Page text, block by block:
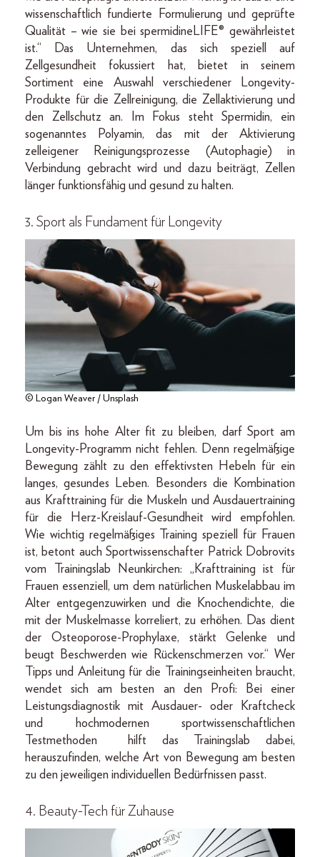
wissenschaftlich fundierte Formulierung und geprüfte
Qualität – wie sie bei spermidineLIFE® gewährleistet
ist.“ Das Unternehmen, das sich speziell auf
Zellgesundheit fokussiert hat, bietet in seinem
Sortiment eine Auswahl verschiedener Longevity-
Produkte für die Zellreinigung, die Zellaktivierung und
den Zellschutz an. Im Fokus steht Spermidin, ein
sogenanntes Polyamin, das mit der Aktivierung
zelleigener Reinigungsprozesse (Autophagie) in
Verbindung gebracht wird und dazu beiträgt, Zellen
länger funktionsfähig und gesund zu halten.
3. Sport als Fundament für Longevity
© Logan Weaver / Unsplash
Um bis ins hohe Alter fit zu bleiben, darf Sport am
Longevity-Programm nicht fehlen. Denn regelmäßige
Bewegung zählt zu den effektivsten Hebeln für ein
langes, gesundes Leben. Besonders die Kombination
aus Krafttraining für die Muskeln und Ausdauertraining
für die Herz-Kreislauf-Gesundheit wird empfohlen.
Wie wichtig regelmäßiges Training speziell für Frauen
ist, betont auch Sportwissenschafter Patrick Dobrovits
vom Trainingslab Neunkirchen: „Krafttraining ist für
Frauen essenziell, um dem natürlichen Muskelabbau im
Alter entgegenzuwirken und die Knochendichte, die
mit der Muskelmasse korreliert, zu erhöhen. Das dient
der Osteoporose-Prophylaxe, stärkt Gelenke und
beugt Beschwerden wie Rückenschmerzen vor.“ Wer
Tipps und Anleitung für die Trainingseinheiten braucht,
wendet sich am besten an den Profi: Bei einer
Leistungsdiagnostik mit Ausdauer- oder Kraftcheck
und hochmodernen sportwissenschaftlichen
Testmethoden hilft das Trainingslab dabei,
herauszufinden, welche Art von Bewegung am besten
zu den jeweiligen individuellen Bedürfnissen passt.
4. Beauty-Tech für Zuhause